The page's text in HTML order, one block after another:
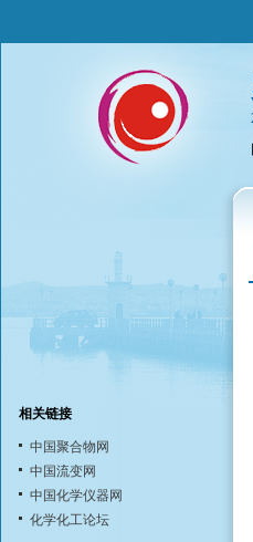
相关链接
中国聚合物网
中国流变网
中国化学仪器网
化学化工论坛